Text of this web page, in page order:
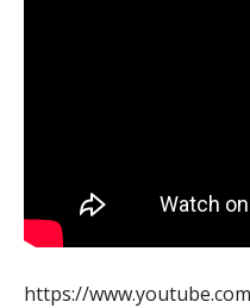
https://